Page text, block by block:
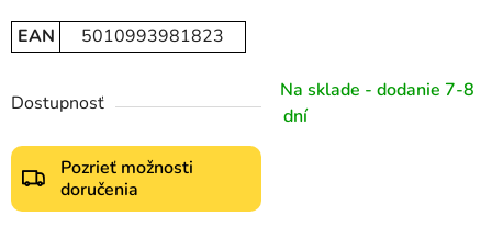
EAN 5010993981823
Dostupnosť
Na sklade - dodanie 7-8
dní
Pozrieť možnosti
doručenia